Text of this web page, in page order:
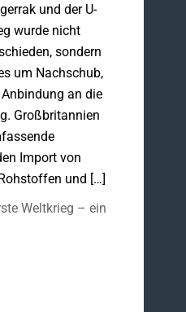
und der U-
wurde nicht
sondern
um Nachschub,
an die
Großbritannien
Import von
und […]
Weltkrieg – ein